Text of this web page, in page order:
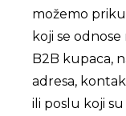
možemo
koji se
B2B kupaca,
adresa,
ili poslu koji